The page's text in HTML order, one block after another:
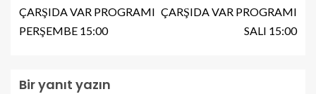
ÇARŞIDA VAR PROGRAMI
PERŞEMBE 15:00
ÇARŞIDA VAR PROGRAMI
SALI 15:00
Bir yanıt yazın